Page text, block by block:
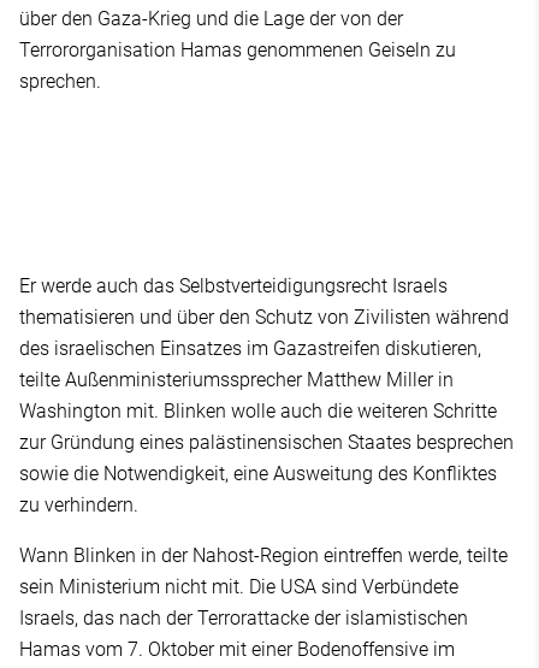
über den Gaza-Krieg und die Lage der von der
Terrororganisation Hamas genommenen Geiseln zu
sprechen.
Er werde auch das Selbstverteidigungsrecht Israels
thematisieren und über den Schutz von Zivilisten während
des israelischen Einsatzes im Gazastreifen diskutieren,
teilte Außenministeriumssprecher Matthew Miller in
Washington mit. Blinken wolle auch die weiteren Schritte
zur Gründung eines palästinensischen Staates besprechen
sowie die Notwendigkeit, eine Ausweitung des Konfliktes
zu verhindern.
Wann Blinken in der Nahost-Region eintreffen werde, teilte
sein Ministerium nicht mit. Die USA sind Verbündete
Israels, das nach der Terrorattacke der islamistischen
Hamas vom 7. Oktober mit einer Bodenoffensive im